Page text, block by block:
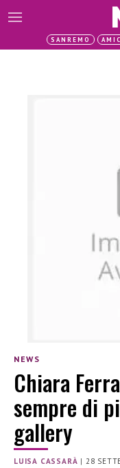
SANREMO
NEWS
Chiara
sempre di
gallery
LUISA CASSARÀ | 28